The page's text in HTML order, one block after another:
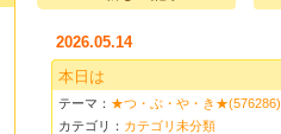
2026.05.14
本日は
テーマ： ★つ・ぶ・や・き★(576286)
カテゴリ： カテゴリ未分類